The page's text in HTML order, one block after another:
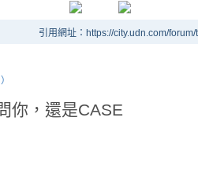
引用網址：https://city.udn.com/
你，還是CASE